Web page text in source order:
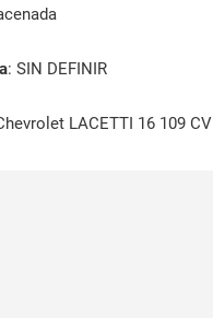
: SIN DEFINIR
LACETTI 16 109 CV